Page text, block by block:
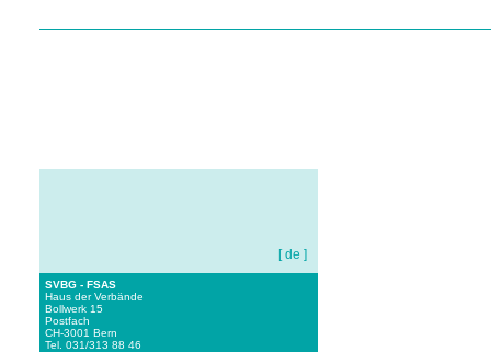
[ de ]
SVBG - FSAS
Haus der Verbände
Bollwerk 15
Postfach
CH-3001 Bern
Tel. 031/313 88 46